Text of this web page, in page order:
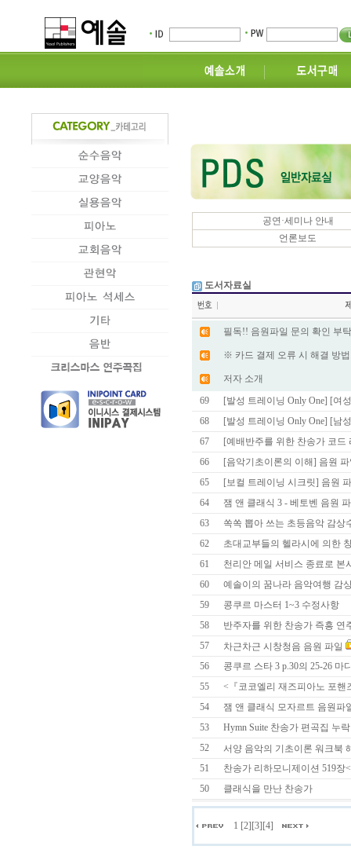
공연·세미나 안내
언론보도
도서자료실
필독!! 음원파일 문의 확인 부
※ 카드 결제 오류 시 해결 방
저자 소개
69
[발성 트레이닝 Only One] [여
68
[발성 트레이닝 Only One] [남
67
[예배반주를 위한 찬송가 코드
66
[음악기초이론의 이해] 음원
65
[보컬 트레이닝 시크릿] 음원
64
잼 앤 클래식 3 - 베토벤 음원
63
쏙쏙 뽑아 쓰는 초등음악 감상
62
초대교부들의 헬라시에 의한
61
천리안 메일 서비스 종료로 본
60
예솔이의 꿈나라 음악여행 감
59
콩쿠르 마스터 1~3 수정사항
58
반주자를 위한 찬송가 즉흥 연
57
차근차근 시창청음 음원 파일
56
콩쿠르 스타 3 p.30의 25-26 마
55
<『코코엘리 재즈피아노 포핸
54
잼 앤 클래식 모자르트 음원파
53
Hymn Suite 찬송가 편곡집 누
52
서양 음악의 기초이론 워크북
51
찬송가 리하모니제이션 519장
50
클래식을 만난 찬송가
1 [2] [3] [4]